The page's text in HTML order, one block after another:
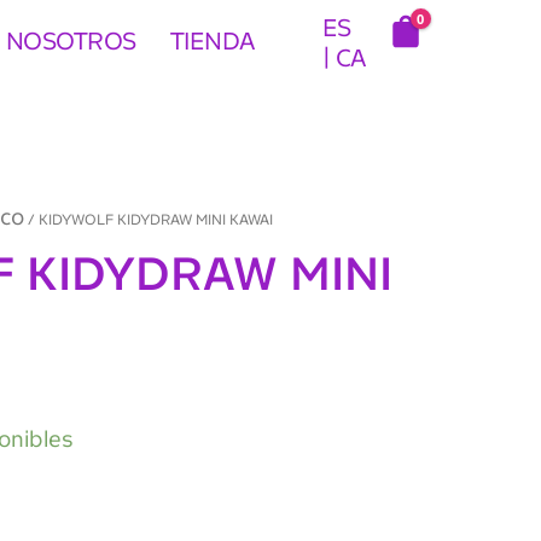
TIENDA
ES
CA
0
/ KIDYWOLF KIDYDRAW MINI KAWAI
KIDYDRAW MINI